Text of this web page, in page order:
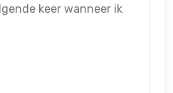
keer wanneer ik